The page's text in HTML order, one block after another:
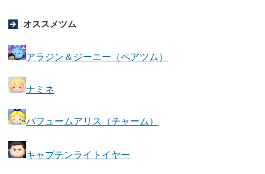
オススメツム
アラジン＆ジーニー（ペアツム）
ナミネ
パフュームアリス（チャーム）
キャプテンライトイヤー